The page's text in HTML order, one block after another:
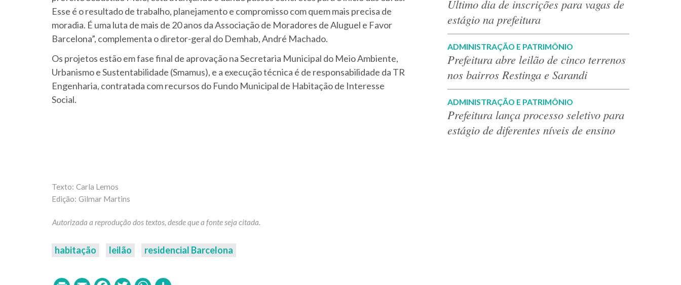
Esse é o resultado de trabalho, planejamento e compromisso com quem mais precisa de
moradia. É uma luta de mais de 20 anos da Associação de Moradores de Aluguel e Favor
Barcelona”, complementa o diretor-geral do Demhab, André Machado.
Os projetos estão em fase final de aprovação na Secretaria Municipal do Meio Ambiente,
Urbanismo e Sustentabilidade (Smamus), e a execução técnica é de responsabilidade da TR
Engenharia, contratada com recursos do Fundo Municipal de Habitação de Interesse
Social.
Carla Lemos
Gilmar Martins
habitação leilão residencial Barcelona
Último dia de inscrições para vagas de
estágio na prefeitura
ADMINISTRAÇÃO E PATRIMÔNIO
Prefeitura abre leilão de cinco terrenos
nos bairros Restinga e Sarandi
ADMINISTRAÇÃO E PATRIMÔNIO
Prefeitura lança processo seletivo para
estágio de diferentes níveis de ensino